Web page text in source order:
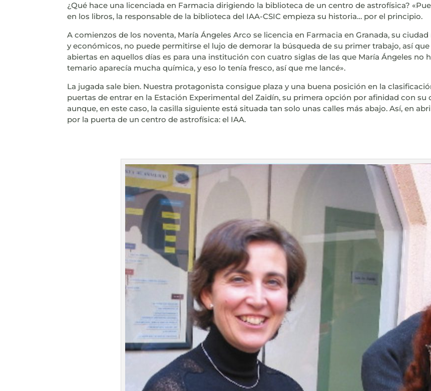
¿Qué hace una licenciada en Farmacia dirigiendo la biblioteca de un centro de astrofísica?
en los libros, la responsable de la biblioteca del IAA-CSIC empieza su historia… por el principio.
A comienzos de los noventa, María Ángeles Arco se licencia en Farmacia en Granada, su
y económicos, no puede permitirse el lujo de demorar la búsqueda de su primer trabajo, así
abiertas en aquellos días es para una institución con cuatro siglas de las que María Ángeles no
temario aparecía mucha química, y eso lo tenía fresco, así que me lancé».
La jugada sale bien. Nuestra protagonista consigue plaza y una buena posición en la
puertas de entrar en la Estación Experimental del Zaidín, su primera opción por afinidad con su
aunque, en este caso, la casilla siguiente está situada tan solo unas calles más abajo. Así, en
por la puerta de un centro de astrofísica: el IAA.